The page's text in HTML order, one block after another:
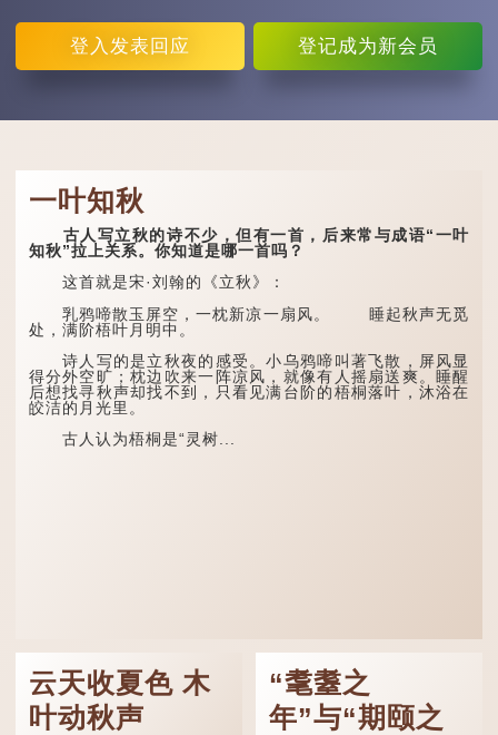
登入 发表回应 登记成为新会员
一叶知秋
古人写立秋的诗不少，但有一首，后来常与成语“一叶
知秋”拉上关系。你知道是哪一首吗？
这首就是宋·刘翰的《立秋》：
乳鸦啼散玉屏空，一枕新凉一扇风。 睡起秋声无觅
处，满阶梧叶月明中。
诗人写的是立秋夜的感受。小乌鸦啼叫著飞散，屏风显
得分外空旷；枕边吹来一阵凉风，就像有人摇扇送爽。睡醒
后想找寻秋声却找不到，只看见满台阶的梧桐落叶，沐浴在
皎洁的月光里。
古人认为梧桐是“灵树...
云天收夏色 木
叶动秋声
“耄耋之
年”与“期颐之